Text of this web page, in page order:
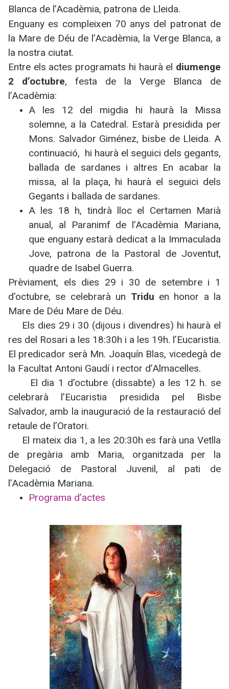
Blanca de l’Acadèmia, patrona de Lleida.
Enguany es compleixen 70 anys del patronat de
la Mare de Déu de l’Acadèmia, la Verge Blanca, a
la nostra ciutat.
Entre els actes programats hi haurà el diumenge
2 d’octubre, festa de la Verge Blanca de
l’Acadèmia:
A les 12 del migdia hi haurà la Missa
solemne, a la Catedral. Estarà presidida per
Mons. Salvador Giménez, bisbe de Lleida. A
continuació, hi haurà el seguici dels gegants,
ballada de sardanes i altres En acabar la
missa, al la plaça, hi haurà el seguici dels
Gegants i ballada de sardanes.
A les 18 h, tindrà lloc el Certamen Marià
anual, al Paranimf de l’Acadèmia Mariana,
que enguany estarà dedicat a la Immaculada
Jove, patrona de la Pastoral de Joventut,
quadre de Isabel Guerra.
Prèviament, els dies 29 i 30 de setembre i 1
d’octubre, se celebrarà un Tridu en honor a la
Mare de Déu Mare de Déu.
Els dies 29 i 30 (dijous i divendres) hi haurà el
res del Rosari a les 18:30h i a les 19h. l’Eucaristia.
El predicador serà Mn. Joaquín Blas, vicedegà de
la Facultat Antoni Gaudí i rector d’Almacelles.
El dia 1 d’octubre (dissabte) a les 12 h. se
celebrarà l’Eucaristia presidida pel Bisbe
Salvador, amb la inauguració de la restauració del
retaule de l’Oratori.
El mateix dia 1, a les 20:30h es farà una Vetlla
de pregària amb Maria, organitzada per la
Delegació de Pastoral Juvenil, al pati de
l’Acadèmia Mariana.
Programa d’actes